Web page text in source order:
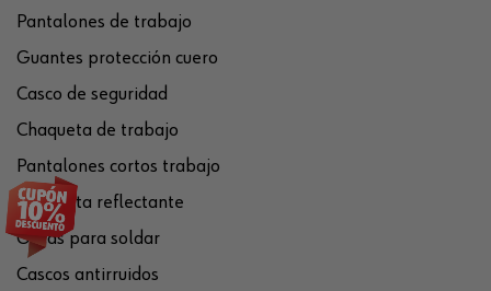
Pantalones de trabajo
Guantes protección cuero
Casco de seguridad
Chaqueta de trabajo
Pantalones cortos trabajo
Chaqueta reflectante
Gafas para soldar
Cascos antirruidos